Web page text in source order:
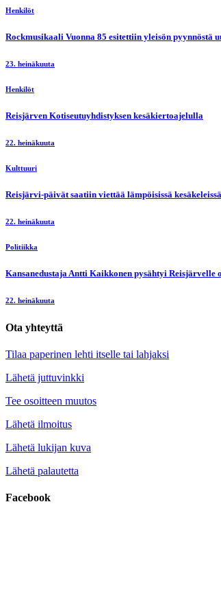
Henkilöt
Rockmusikaali Vuonna 85 esitettiin yleisön pyynnöstä
23. heinäkuuta
Henkilöt
Reisjärven Kotiseutuyhdistyksen kesäkiertoajelulla
22. heinäkuuta
Kulttuuri
Reisjärvi-päivät saatiin viettää lämpöisissä kesäkeleissä
22. heinäkuuta
Politiikka
Kansanedustaja Antti Kaikkonen pysähtyi
22. heinäkuuta
Ota yhteyttä
Tilaa paperinen lehti itselle tai lahjaksi
Lähetä juttuvinkki
Tee osoitteen muutos
Lähetä ilmoitus
Lähetä lukijan kuva
Lähetä palautetta
Facebook